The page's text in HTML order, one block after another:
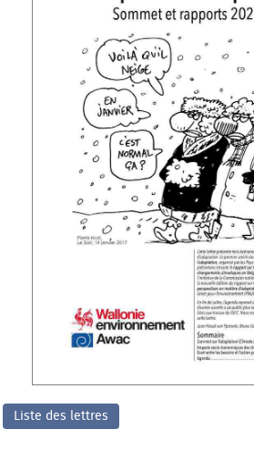
Liste des lettres